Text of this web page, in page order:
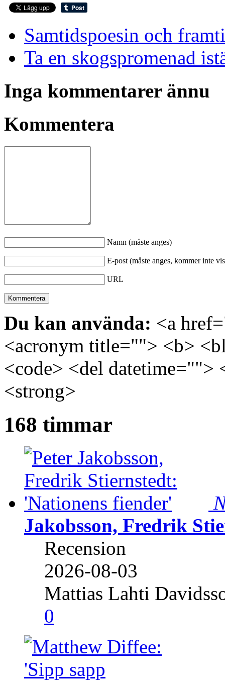
Samtidspoesin och
Ta en skogspromenad
Inga kommentarer ännu
Kommentera
Namn (måste anges)
E-post (måste anges, kommer inte
URL
Du kan använda: <a
<acronym title=""> <b>
<code> <del
<strong>
168 timmar
Jakobsson, Fredrik
Recension
2026-08-03
Mattias Lahti
0